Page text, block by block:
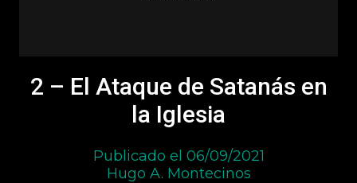
2 – El Ataque de Satanás en
la Iglesia
Publicado el 06/09/2021
Hugo A. Montecinos